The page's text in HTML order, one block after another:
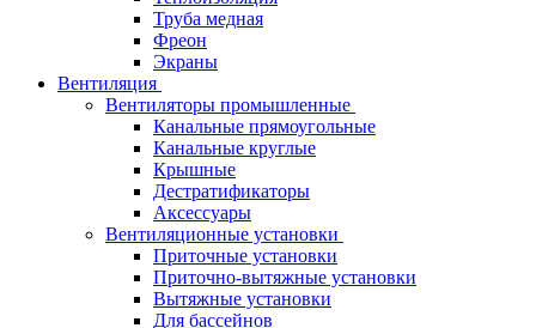
Труба медная
Фреон
Экраны
Вентиляция
Вентиляторы промышленные
Канальные прямоугольные
Канальные круглые
Крышные
Дестратификаторы
Аксессуары
Вентиляционные установки
Приточные установки
Приточно-вытяжные установки
Вытяжные установки
Для бассейнов